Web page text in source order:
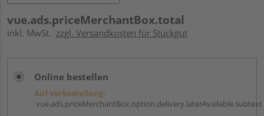
vue.ads.priceMerchantBox.total
inkl. MwSt. zzgl. Versandkosten für Stückgut
Online bestellen
Auf Vorbestellung:
vue.ads.priceMerchantBox.option.delivery.laterAvailable.subtext